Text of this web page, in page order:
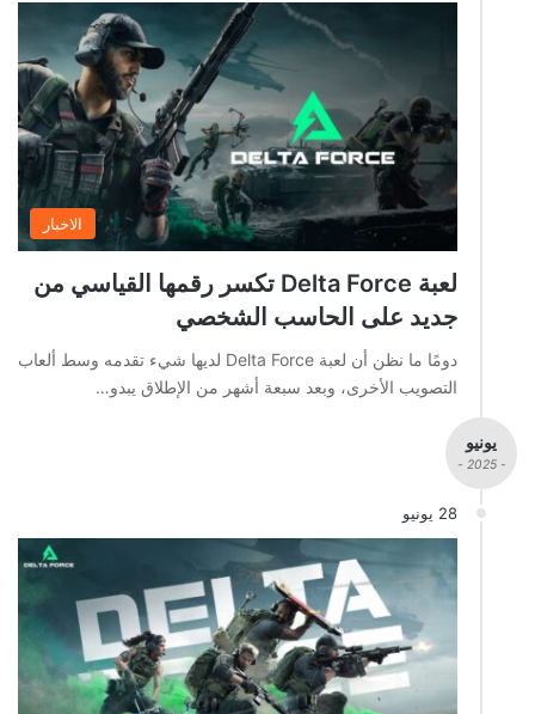
الاخبار
لعبة Delta Force تكسر رقمها القياسي من
جديد على الحاسب الشخصي
دومًا ما نظن أن لعبة Delta Force لديها شيء تقدمه وسط ألعاب
التصويب الأخرى، وبعد سبعة أشهر من الإطلاق يبدو…
يونيو
- 2025 -
28 يونيو